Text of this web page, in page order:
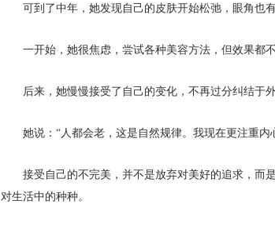
可到了中年，她发现自己的皮肤开始松弛，眼角也有
一开始，她很焦虑，尝试各种美容方法，但效果都不
后来，她慢慢接受了自己的变化，不再过分纠结于外
她说：“人都会老，这是自然规律。我现在更注重内
接受自己的不完美，并不是放弃对美好的追求，而
对生活中的种种。